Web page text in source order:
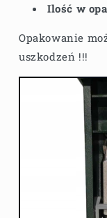
Ilość w
Opakowanie
uszkodzeń !!!